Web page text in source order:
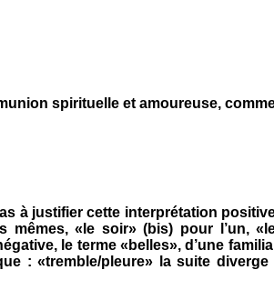
spirituelle et amoureuse,
à justifier cette interprétation
«le soir» (bis) pour l’un,
le terme «belles», d’une
: «tremble/pleure» la suite diverge